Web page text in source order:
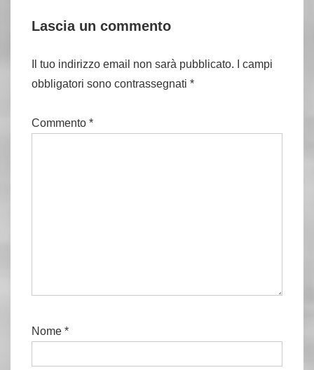
Lascia un commento
Il tuo indirizzo email non sarà pubblicato.
I campi
obbligatori sono contrassegnati *
Commento *
Nome *